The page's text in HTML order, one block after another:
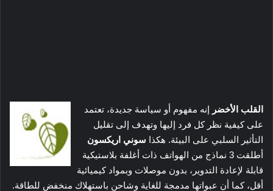
القلب الأخضر إنه مفهوم أو سياسة جديدة، تعتمد
على كيفية نظر كل فرد إليها وتهدف إلى تقليل
التأثير السلبي على البيئة. هكذا سوني اريكسون
أطلقت 3 نماذج من الهواتف ذات أغلفة بلاستيكية
قابلة لإعادة التدوير، بدون موصلات وبمواد كيميائية
أقل، كما أن عبواتها مدمجة للغاية وشاحن باستهلاك منخفض للطاقة.